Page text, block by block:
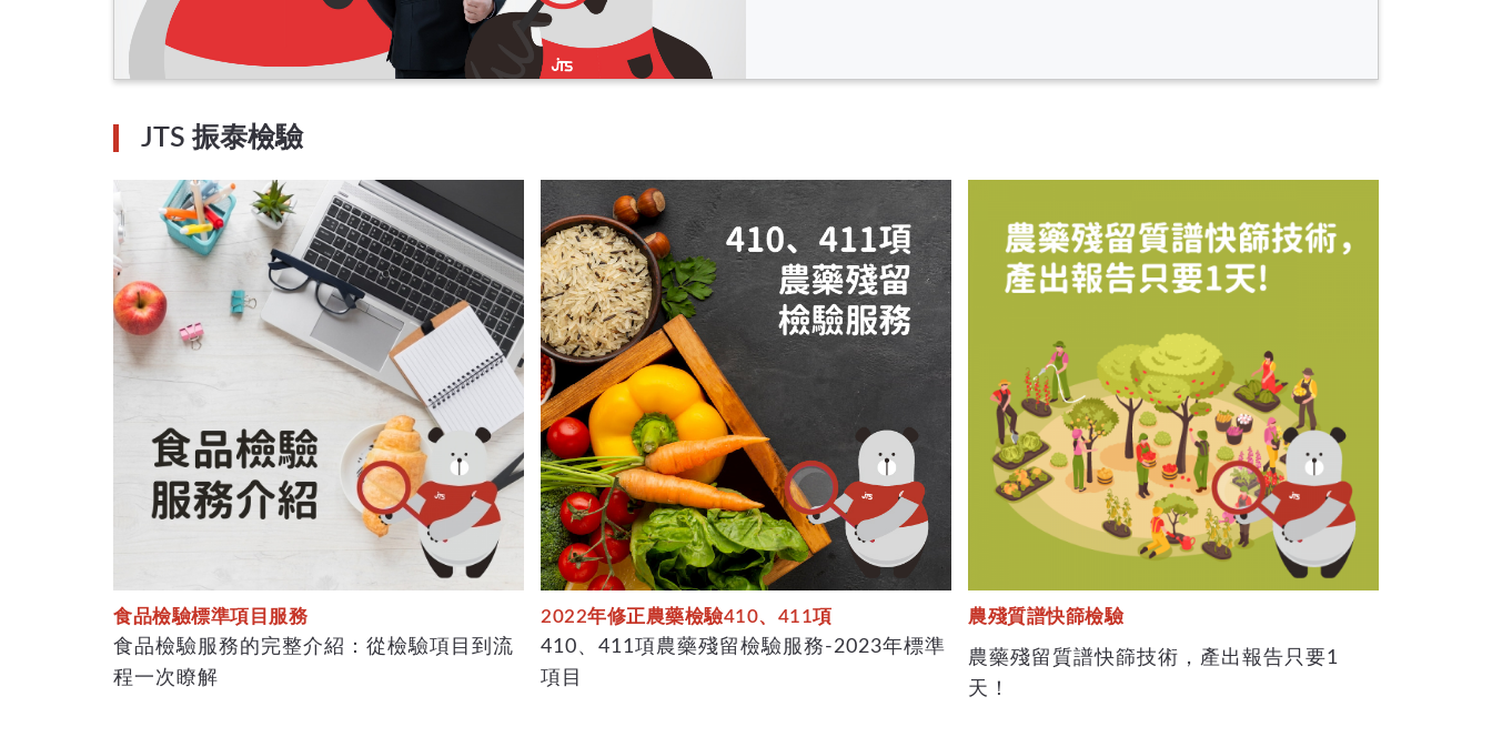
JTS 振泰檢驗
食品檢驗標準項目服務
食品檢驗服務的完整介紹：從檢驗項目到流
程一次瞭解
2022年修正農藥檢驗410、411項
410、411項農藥殘留檢驗服務-2023年標準
項目
農殘質譜快篩檢驗
農藥殘留質譜快篩技術，產出報告只要1
天！